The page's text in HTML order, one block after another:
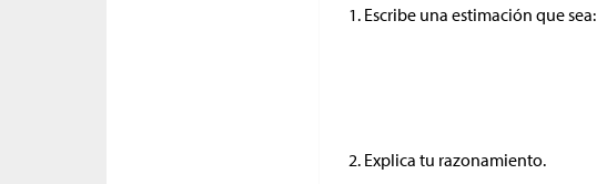
Escribe una estimación que sea:
Explica tu razonamiento.